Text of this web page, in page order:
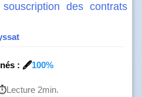
des contrats
: 🖋️100%
Lecture 2min.